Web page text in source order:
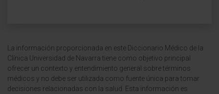
La información proporcionada en este Diccionario Médico de la
Clínica Universidad de Navarra tiene como objetivo principal
ofrecer un contexto y entendimiento general sobre términos
médicos y no debe ser utilizada como fuente única para tomar
decisiones relacionadas con la salud. Esta información es